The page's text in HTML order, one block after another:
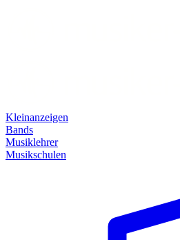
Kleinanzeigen
Bands
Musiklehrer
Musikschulen